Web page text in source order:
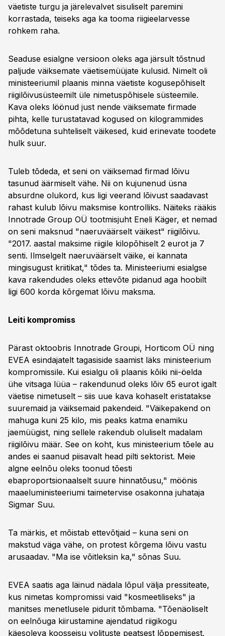
väetiste turgu ja järelevalvet sisuliselt paremini
korrastada, teiseks aga ka tooma riigieelarvesse
rohkem raha.
Seaduse esialgne versioon oleks aga järsult tõstnud
paljude väiksemate väetisemüüjate kulusid. Nimelt oli
ministeeriumil plaanis minna väetiste kogusepõhiselt
riigilõivusüsteemilt üle nimetuspõhisele süsteemile.
Kava oleks löönud just nende väiksemate firmade
pihta, kelle turustatavad kogused on kilogrammides
mõõdetuna suhteliselt väikesed, kuid erinevate toodete
hulk suur.
Tuleb tõdeda, et seni on väiksemad firmad lõivu
tasunud äärmiselt vähe. Nii on kujunenud üsna
absurdne olukord, kus ligi veerand lõivust saadavast
rahast kulub lõivu maksmise kontrolliks. Näiteks rääkis
Innotrade Group OÜ tootmisjuht Eneli Käger, et nemad
on seni maksnud "naeruväärselt väikest" riigilõivu.
"2017. aastal maksime riigile kilopõhiselt 2 eurot ja 7
senti. Ilmselgelt naeruväärselt väike, ei kannata
mingisugust kriitikat," tõdes ta. Ministeeriumi esialgse
kava rakendudes oleks ettevõte pidanud aga hoobilt
ligi 600 korda kõrgemat lõivu maksma.
Leiti kompromiss
Pärast oktoobris Innotrade Groupi, Horticom OÜ ning
EVEA esindajatelt tagasiside saamist läks ministeerium
kompromissile. Kui esialgu oli plaanis kõiki nii-öelda
ühe vitsaga lüüa – rakendunud oleks lõiv 65 eurot igalt
väetise nimetuselt – siis uue kava kohaselt eristatakse
suuremaid ja väiksemaid pakendeid. "Väikepakend on
mahuga kuni 25 kilo, mis peaks katma enamiku
jaemüügist, ning sellele rakendub oluliselt madalam
riigilõivu määr. See on koht, kus ministeerium tõele au
andes ei saanud piisavalt head pilti sektorist. Meie
algne eelnõu oleks toonud tõesti
ebaproportsionaalselt suure hinnatõusu," möönis
maaeluministeeriumi taimetervise osakonna juhataja
Sigmar Suu.
Ta märkis, et mõistab ettevõtjaid – kuna seni on
makstud väga vähe, on protest kõrgema lõivu vastu
arusaadav. "Ma ise võitleksin ka," sõnas Suu.
EVEA saatis aga läinud nädala lõpul välja pressiteate,
kus nimetas kompromissi vaid "kosmeetiliseks" ja
manitses menetlusele pidurit tõmbama. "Tõenäoliselt
on eelnõuga kiirustamine ajendatud riigikogu
käesoleva koosseisu volituste peatsest lõppemisest.